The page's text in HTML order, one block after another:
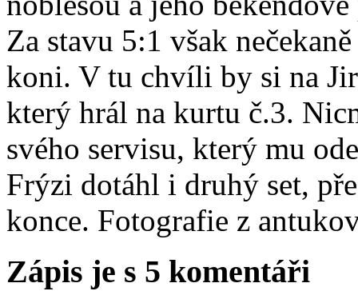
Za stavu 5:1 však
koni. V tu chvíli by si na
který hrál na kurtu č.3.
svého servisu, který mu
Frýzi dotáhl i druhý set,
konce. Fotografie z
Zápis je s 5 komentáři